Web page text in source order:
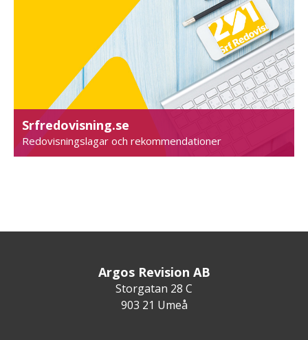
Srfredovisning.se
Redovisningslagar och rekommendationer
Argos Revision AB
Storgatan 28 C
903 21 Umeå